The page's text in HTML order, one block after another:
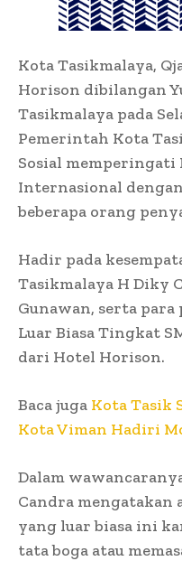
Kota Tasikmalaya,
Horison dibilangan
Tasikmalaya pada
Pemerintah Kota
Sosial
Internasional
beberapa orang
Hadir pada
Tasikmalaya H Diky
Gunawan, serta
Luar Biasa Tingkat
dari Hotel Horison.
Baca juga Kota Tasik
Kota Viman Hadiri
Dalam
Candra mengatakan
yang luar biasa ini
tata boga atau